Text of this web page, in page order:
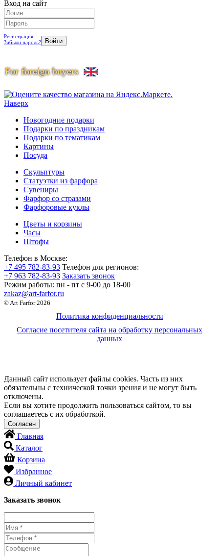
Вход на сайт
Регистрация
Забыли пароль?
Наверх
Новогодние подарки
Подарки по праздникам
Подарки по тематикам
Картины
Посуда
Скульптуры
Статуэтки из фарфора
Сувениры
Фарфор со стразами
Фарфоровые куклы
Цветы и корзины
Часы
Штофы
Телефон в Москве:
+7 495 782-83-93 Телефон для регионов:
+7 963 782-83-93 Заказать звонок
Режим работы: пн - пт c 9-00 до 18-00
zakaz@art-farfor.ru
© Art Farfor 2026
Политика конфиденциальности
Согласие посетителя сайта на обработку персональных
данных
Данный сайт использует файлы cookies. Часть из них
обязательны с технической точки зрения и не могут быть
отключены.
Если вы хотите продолжить пользоваться сайтом, то вы
соглашаетесь с их обработкой.
Главная
Каталог
Корзина
Избранное
Личный кабинет
Заказать звонок